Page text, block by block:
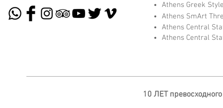
Athens Greek
Athens SmArt
Athens Central
Athens Central
10 ЛЕТ